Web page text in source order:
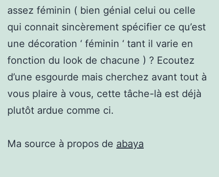
assez féminin ( bien génial celui ou celle
qui connait sincèrement spécifier ce qu’est
une décoration ‘ féminin ‘ tant il varie en
fonction du look de chacune ) ? Ecoutez
d’une esgourde mais cherchez avant tout à
vous plaire à vous, cette tâche-là est déjà
plutôt ardue comme ci.
Ma source à propos de abaya